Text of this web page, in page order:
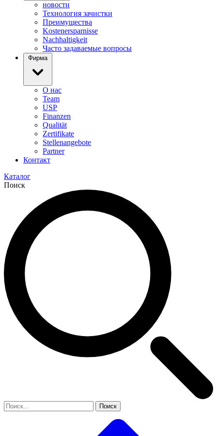
новости
Технология зачистки
Преимущества
Kostenersparnisse
Nachhaltigkeit
Часто задаваемые вопросы
Фирма
О нас
Team
USP
Finanzen
Qualität
Zertifikate
Stellenangebote
Partner
Контакт
Каталог
Поиск
Поиск